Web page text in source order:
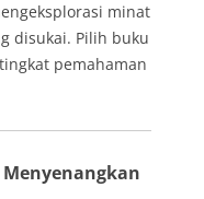
minat
disukai. Pilih buku
pemahaman